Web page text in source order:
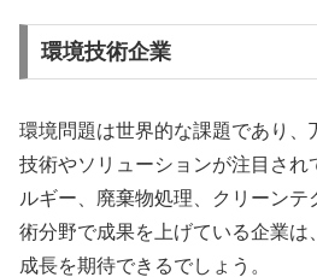
環境技術企業
環境問題は世界的な課題であり、
技術やソリューションが注目され
ルギー、廃棄物処理、クリーン
術分野で成果を上げている企業は
成長を期待できるでしょう。